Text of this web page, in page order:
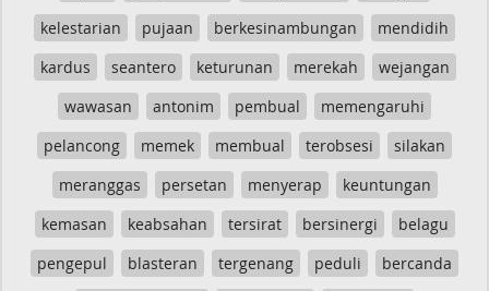
kelestarian
pujaan berkesinambungan
mendidih
kardus
seantero keturunan merekah
wejangan
wawasan
antonim pembual
memengaruhi
pelancong
memek membual terobsesi
silakan
meranggas
persetan menyerap
keuntungan
kemasan
keabsahan tersirat bersinergi
belagu
pengepul
blasteran tergenang peduli
bercanda